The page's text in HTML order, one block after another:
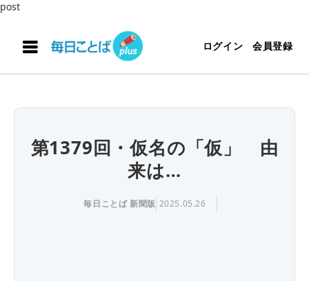
post
ログイン 会員登録
第1379回・仮名の「仮」 由
来は…
毎日ことば 新聞版 2025.05.26